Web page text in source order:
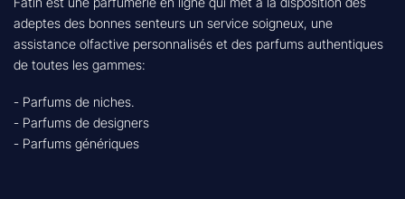
adeptes des bonnes senteurs un service soigneux, une
assistance olfactive personnalisés et des parfums authentiques
de toutes les gammes:
- Parfums de niches.
- Parfums de designers
- Parfums génériques